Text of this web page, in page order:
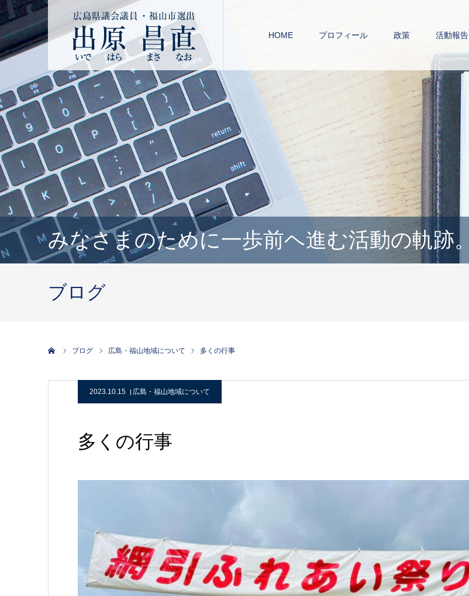
HOME プロフィール 政策 活動報告
みなさまのために一歩前ヘ進む活動の軌跡。
ブログ
ブログ 広島・福山地域について 多くの行事
2023.10.15 広島・福山地域について
多くの行事